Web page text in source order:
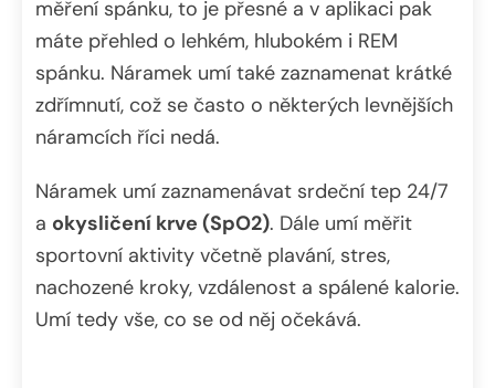
měření spánku, to je přesné a v aplikaci pak
máte přehled o lehkém, hlubokém i REM
spánku. Náramek umí také zaznamenat krátké
zdřímnutí, což se často o některých levnějších
náramcích říci nedá.
Náramek umí zaznamenávat srdeční tep 24/7
a okysličení krve (SpO2). Dále umí měřit
sportovní aktivity včetně plavání, stres,
nachozené kroky, vzdálenost a spálené kalorie.
Umí tedy vše, co se od něj očekává.